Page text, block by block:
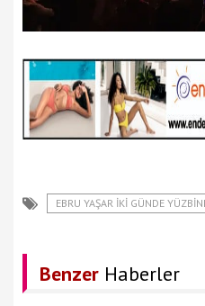
EBRU YAŞAR İKİ GÜNDE
Benzer Haberler